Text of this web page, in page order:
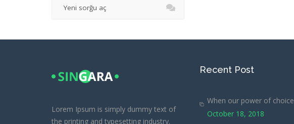
Yeni sorğu aç
Lorem Ipsum is simply dummy text of
the printing and typesetting industry.
Recent Post
When our power of choice
October 18, 2018